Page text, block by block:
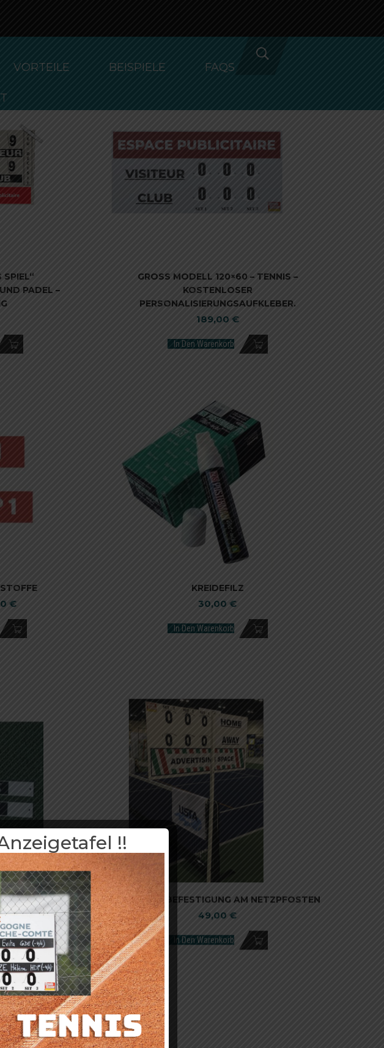
VORTEILE BEISPIELE FAQS
SPIEL“
PADEL –
GROSS MODELL 120×60 – TENNIS –
KOSTENLOSER
PERSONALISIERUNGSAUFKLEBER.
189,00 €
In Den Warenkorb
€
KREIDEFILZ
30,00€
In Den Warenkorb
FÜR DAS
MAST ZUR BEFESTIGUNG AM NETZPFOSTEN
49,00€
In Den Warenkorb
!!